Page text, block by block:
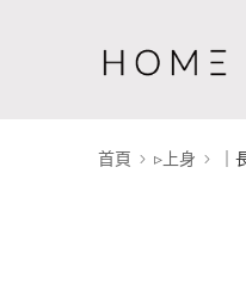
首頁 ▹上身 ｜